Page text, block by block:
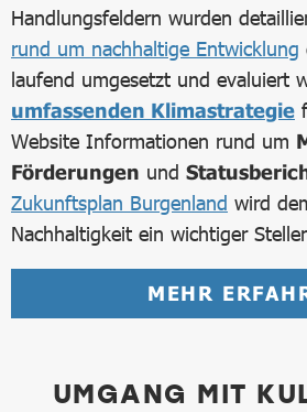
Handlungsfeldern wurden
rund um nachhaltige Entwicklung
laufend umgesetzt und evaluiert
umfassenden Klimastrategie
Website Informationen rund um
Förderungen und
Zukunftsplan Burgenland wird
Nachhaltigkeit ein wichtiger
MEHR
UMGANG MIT